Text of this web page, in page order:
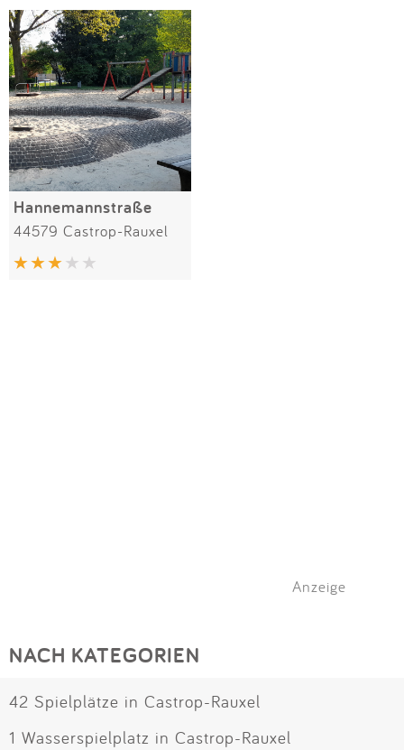
Anmelden
SPIELGERÄTE
Alle Filter (1) zurücksetzen
Hannemannstraße
44579 Castrop-Rauxel
Anzeige
NACH KATEGORIEN
42 Spielplätze in Castrop-Rauxel
1 Wasserspielplatz in Castrop-Rauxel